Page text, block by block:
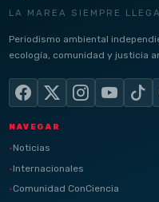
LA MAREA SIEMPRE LLEGA
Periodismo ambiental
ecología, comunidad y justicia
NAVEGAR
Noticias
Internacionales
Comunidad ConCiencia